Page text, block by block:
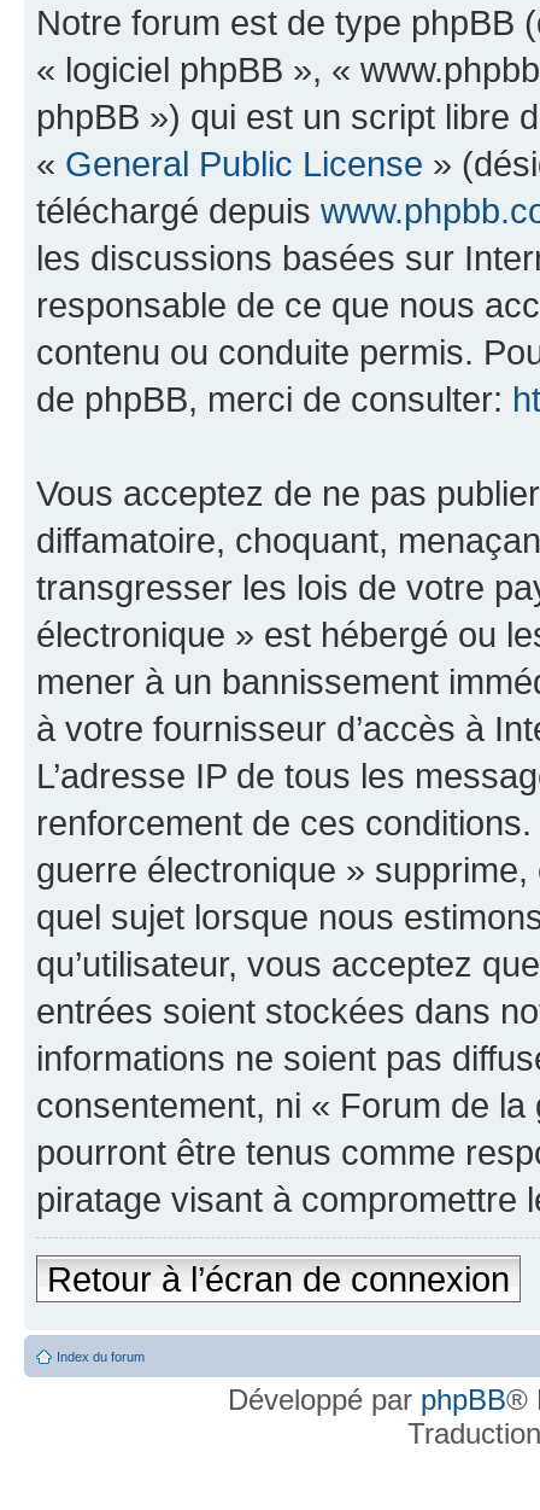
Notre forum est de type phpBB
« logiciel phpBB », «
phpBB ») qui est un script libre
« General Public License »
téléchargé depuis
les discussions basées sur
responsable de ce que nous
contenu ou conduite permis.
de phpBB, merci de consulter:
Vous acceptez de ne pas
diffamatoire, choquant,
transgresser les lois de votre
électronique » est hébergé ou
mener à un bannissement
à votre fournisseur d’accès à
L’adresse IP de tous les
renforcement de ces
guerre électronique »
quel sujet lorsque nous
qu’utilisateur, vous acceptez
entrées soient stockées dans
informations ne soient pas
consentement, ni « Forum de
pourront être tenus comme
piratage visant à compromettre
Retour à l’écran de connexion
Index du forum
Développé par phpBB®